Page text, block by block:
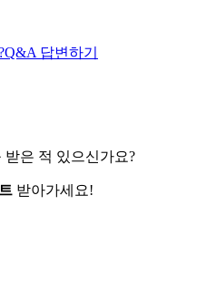
Q&A 답변하기
받은 적 있으신가요?
받아가세요!